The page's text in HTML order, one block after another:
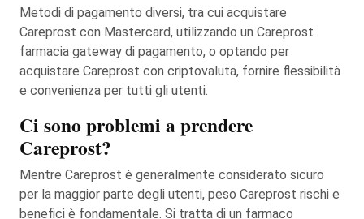
Metodi di pagamento diversi, tra cui acquistare
Careprost con Mastercard, utilizzando un Careprost
farmacia gateway di pagamento, o optando per
acquistare Careprost con criptovaluta, fornire flessibilità
e convenienza per tutti gli utenti.
Ci sono problemi a prendere
Careprost?
Mentre Careprost è generalmente considerato sicuro
per la maggior parte degli utenti, peso Careprost rischi e
benefici è fondamentale. Si tratta di un farmaco